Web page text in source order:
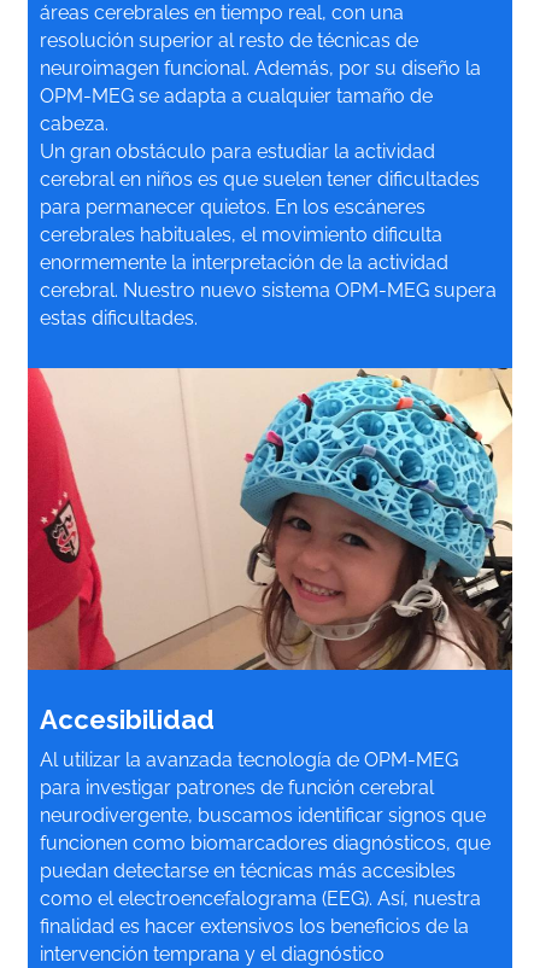
áreas cerebrales en tiempo real, con una
resolución superior al resto de técnicas de
neuroimagen funcional. Además, por su diseño la
OPM-MEG se adapta a cualquier tamaño de
cabeza.
Un gran obstáculo para estudiar la actividad
cerebral en niños es que suelen tener dificultades
para permanecer quietos. En los escáneres
cerebrales habituales, el movimiento dificulta
enormemente la interpretación de la actividad
cerebral. Nuestro nuevo sistema OPM-MEG supera
estas dificultades.
Accesibilidad
Al utilizar la avanzada tecnología de OPM-MEG
para investigar patrones de función cerebral
neurodivergente, buscamos identificar signos que
funcionen como biomarcadores diagnósticos, que
puedan detectarse en técnicas más accesibles
como el electroencefalograma (EEG). Así, nuestra
finalidad es hacer extensivos los beneficios de la
intervención temprana y el diagnóstico